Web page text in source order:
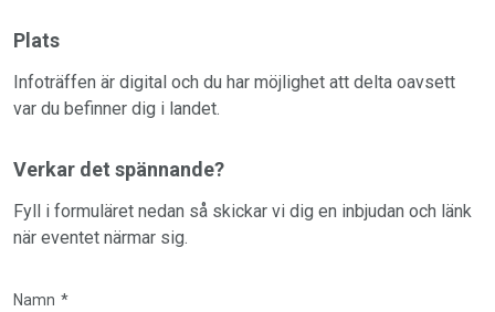
Plats
Infoträffen är digital och du har möjlighet att delta oavsett
var du befinner dig i landet.
Verkar det spännande?
Fyll i formuläret nedan så skickar vi dig en inbjudan och länk
när eventet närmar sig.
Namn *